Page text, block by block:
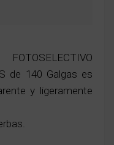
de 140 Galgas es
y ligeramente